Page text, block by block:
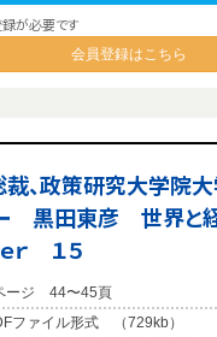
が必要です
会員登録はこちら
、政策研究大学院
ー 黒田東彦 世界と
ｒ １５
ージ 44〜45頁
ファイル形式 （729kb）